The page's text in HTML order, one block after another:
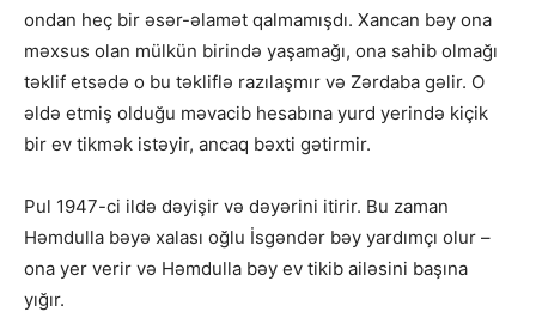
ondan heç bir əsər-əlamət qalmamışdı. Xancan bəy ona
məxsus olan mülkün birində yaşamağı, ona sahib olmağı
təklif etsədə o bu təkliflə razılaşmır və Zərdaba gəlir. O
əldə etmiş olduğu məvacib hesabına yurd yerində kiçik
bir ev tikmək istəyir, ancaq bəxti gətirmir.
Pul 1947-ci ildə dəyişir və dəyərini itirir. Bu zaman
Həmdulla bəyə xalası oğlu İsgəndər bəy yardımçı olur –
ona yer verir və Həmdulla bəy ev tikib ailəsini başına
yığır.